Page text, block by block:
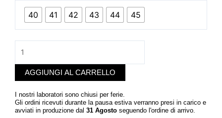
40 41 42 43 44 45
UOMO
quantità
AGGIUNGI AL CARRELLO
I nostri laboratori sono chiusi per ferie.
Gli ordini ricevuti durante la pausa estiva verranno presi in carico e
avviati in produzione dal 31 Agosto seguendo l'ordine di arrivo.